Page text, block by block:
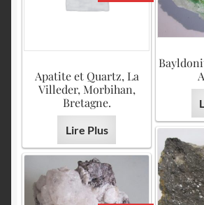
Apatite et Quartz, La
Villeder, Morbihan,
Bretagne.
Lire Plus